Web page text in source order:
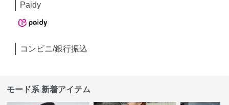
Paidy
コンビニ/銀行振込
モード系 新着アイテム